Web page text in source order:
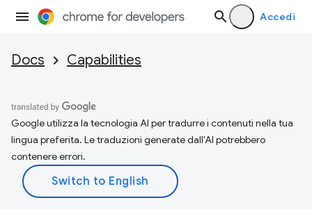
Accedi
Docs Capabilities
Google utilizza la tecnologia AI per tradurre i contenuti nella tua
lingua preferita. Le traduzioni generate dall'AI potrebbero
contenere errori.